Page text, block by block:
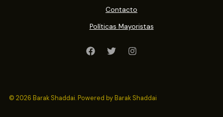
Contacto
Políticas Mayoristas
© 2026 Barak Shaddai. Powered by Barak Shaddai